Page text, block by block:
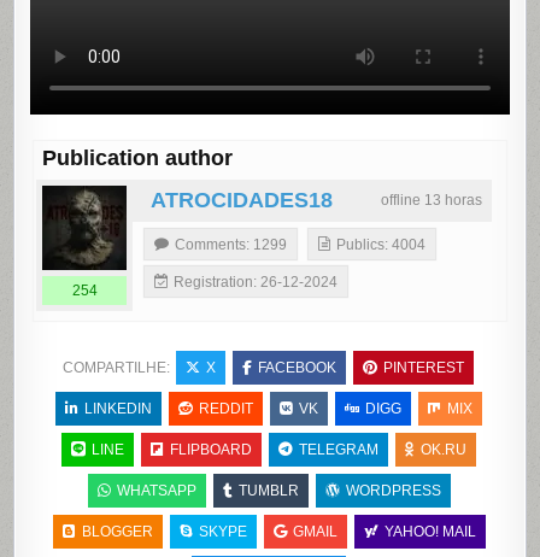
Publication author
offline 13 horas
ATROCIDADES18
254
Comments: 1299 Publics: 4004
Registration: 26-12-2024
COMPARTILHE: X FACEBOOK PINTEREST
LINKEDIN REDDIT VK DIGG MIX
LINE FLIPBOARD TELEGRAM OK.RU
WHATSAPP TUMBLR WORDPRESS
BLOGGER SKYPE GMAIL YAHOO! MAIL